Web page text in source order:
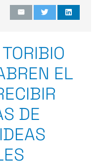
EL
DE